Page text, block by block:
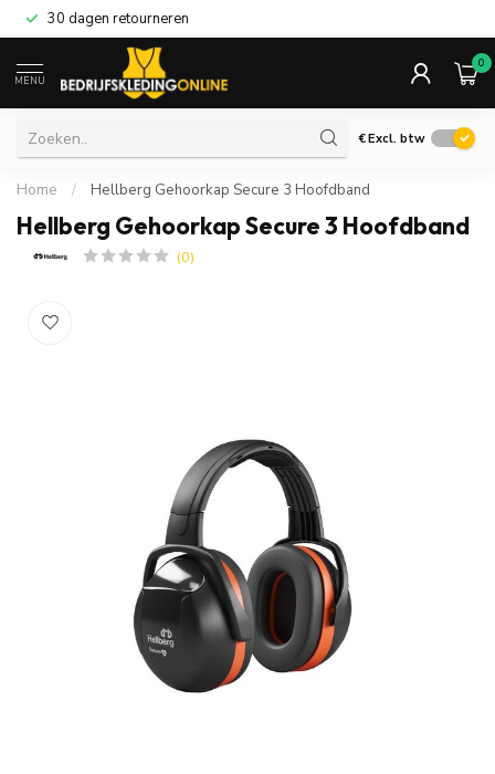
30 dagen retourneren
MENU
0
€Excl. btw
Home / Hellberg Gehoorkap Secure 3 Hoofdband
Hellberg Gehoorkap Secure 3 Hoofdband
(0)